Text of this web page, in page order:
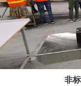
非